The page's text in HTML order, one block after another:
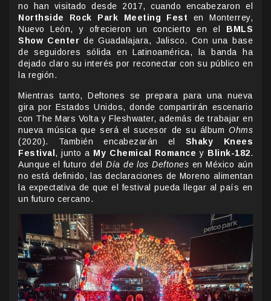
no han visitado desde 2017, cuando encabezaron el
Northside Rock Park Meeting Fest en Monterrey,
Nuevo León, y ofrecieron un concierto en el BMLS
Show Center de Guadalajara, Jalisco. Con una base
de seguidores sólida en Latinoamérica, la banda ha
dejado claro su interés por reconectar con su público en
la región.
Mientras tanto, Deftones se prepara para una nueva
gira por Estados Unidos, donde compartirán escenario
con The Mars Volta y Fleshwater, además de trabajar en
nueva música que será el sucesor de su álbum Ohms
(2020). También encabezarán el Shaky Knees
Festival , junto a My Chemical Romance y Blink-182.
Aunque el futuro delDía de los Deftones en México aún
no está definido, las declaraciones de Moreno alimentan
la expectativa de que el festival pueda llegar al país en
un futuro cercano.